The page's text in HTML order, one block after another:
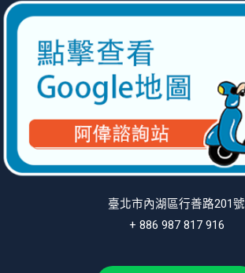
臺北市內湖區行善路201號
+ 886 987 817 916